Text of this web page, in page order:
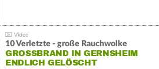
10 Verletzte - große Rauchwolke
GROSSBRAND IN GERNSHEIM E
NDLICH GELÖSCHT